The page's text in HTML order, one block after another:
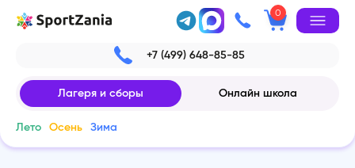
0
+7 (499) 648-85-85
Лагеря и сборы Онлайн школа
Лето Осень Зима